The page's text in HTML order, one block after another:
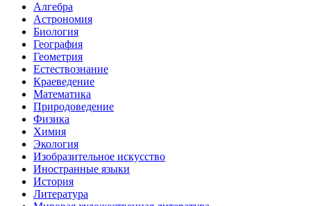
Алгебра
Астрономия
Биология
География
Геометрия
Естествознание
Краеведение
Математика
Природоведение
Физика
Химия
Экология
Изобразительное искусство
Иностранные языки
История
Литература